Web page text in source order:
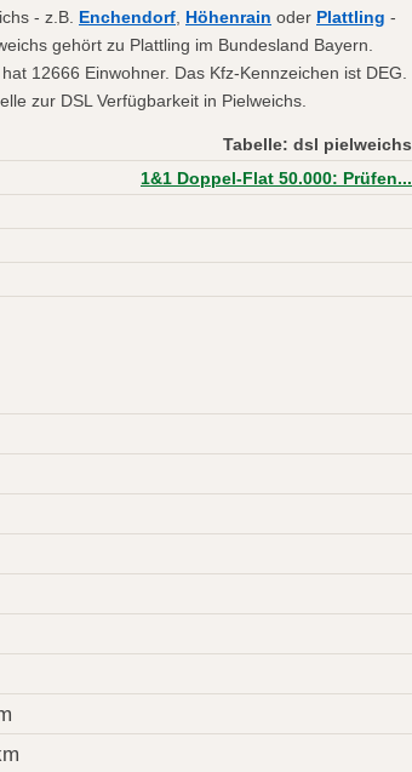
- z.B. Enchendorf Höhenrain oder Plattling -
gehört zu Plattling im Bundesland Bayern.
12666 Einwohner. Das Kfz-Kennzeichen ist DEG.
zur DSL Verfügbarkeit in Pielweichs.
Tabelle: dsl pielweichs
1&1 Doppel-Flat 50.000: Prüfen...